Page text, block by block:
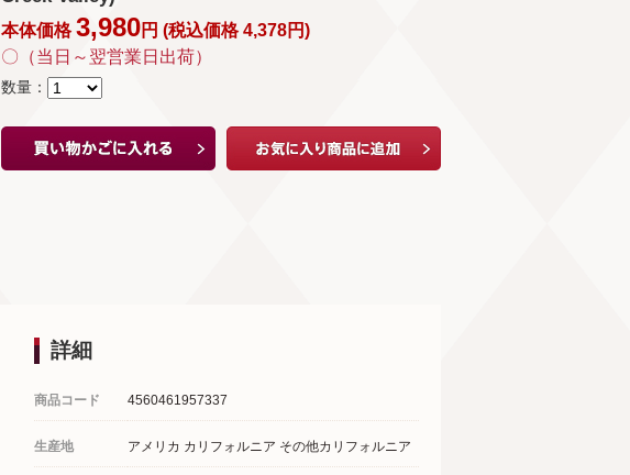
本体価格3,980円 (税込価格4,378円)
〇（当日～翌営業日出荷）
数量：
詳細
商品コード 4560461957337
生産地 アメリカ カリフォルニア その他カリフォルニア